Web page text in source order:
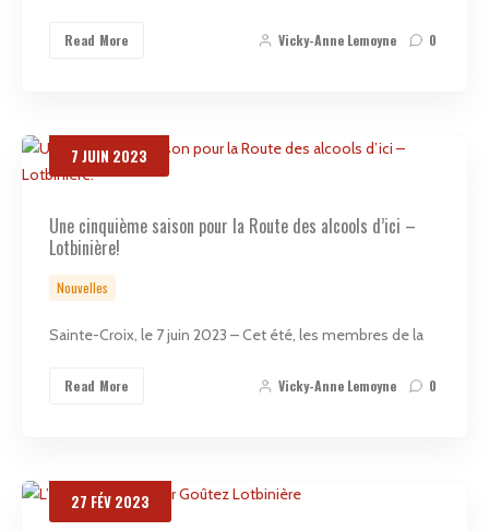
Read More Vicky-Anne Lemoyne 0
7 JUIN 2023
Une cinquième saison pour la Route des alcools d’ici –
Lotbinière!
Nouvelles
Sainte-Croix, le 7 juin 2023 – Cet été, les membres de la
Read More Vicky-Anne Lemoyne 0
27 FÉV 2023